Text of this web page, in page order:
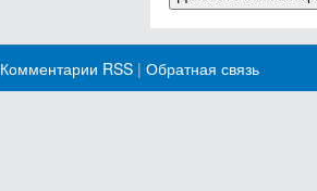
Комментарии RSS | Обратная связь